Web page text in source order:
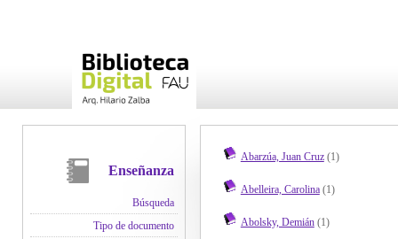
Enseñanza
Búsqueda
Tipo de documento
Abarzúa, Juan Cruz(1)
Abelleira, Carolina(1)
Abolsky, Demián(1)